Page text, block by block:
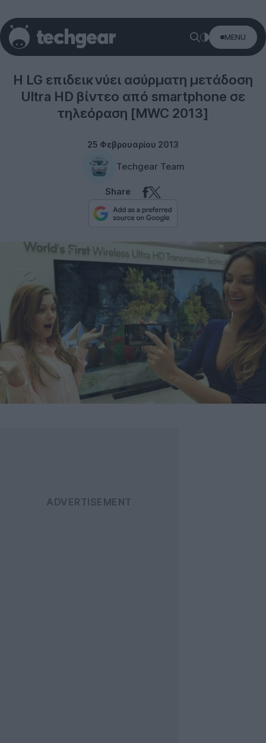
MENU
Η LG επιδεικνύει ασύρματη μετάδοση
Ultra HD βίντεο από smartphone σε
τηλεόραση [MWC 2013]
25 Φεβρουαρίου 2013
Techgear Team
Share